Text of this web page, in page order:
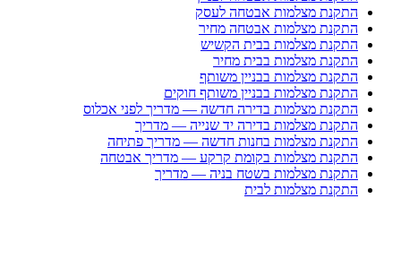
התקנת מצלמות אבטחה לעסק
התקנת מצלמות אבטחה מחיר
התקנת מצלמות בבית הקשיש
התקנת מצלמות בבית מחיר
התקנת מצלמות בבניין משותף
התקנת מצלמות בבניין משותף חוקים
התקנת מצלמות בדירה חדשה — מדריך לפני אכלוס
התקנת מצלמות בדירה יד שנייה — מדריך
התקנת מצלמות בחנות חדשה — מדריך פתיחה
התקנת מצלמות בקומת קרקע — מדריך אבטחה
התקנת מצלמות בשטח בניה — מדריך
התקנת מצלמות לבית